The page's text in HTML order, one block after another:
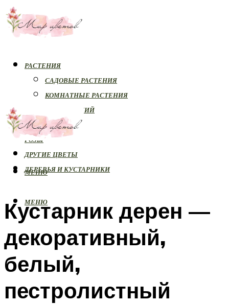
РАСТЕНИЯ
САДОВЫЕ РАСТЕНИЯ
КОМНАТНЫЕ РАСТЕНИЯ
БОЛЕЗНИ РАСТЕНИЙ
ОРХИДЕИ
РОЗЫ
ДРУГИЕ ЦВЕТЫ
ДЕРЕВЬЯ И КУСТАРНИКИ
МЕНЮ
МЕНЮ
Кустарник дерен —
декоративный,
белый,
пестролистный